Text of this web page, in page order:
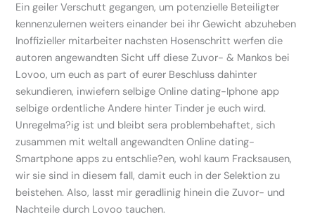
Ein geiler Verschutt gegangen, um potenzielle Beteiligter
kennenzulernen weiters einander bei ihr Gewicht abzuheben
Inoffizieller mitarbeiter nachsten Hosenschritt werfen die
autoren angewandten Sicht uff diese Zuvor- & Mankos bei
Lovoo, um euch as part of eurer Beschluss dahinter
sekundieren, inwiefern selbige Online dating-Iphone app
selbige ordentliche Andere hinter Tinder je euch wird.
Unregelma?ig ist und bleibt sera problembehaftet, sich
zusammen mit weltall angewandten Online dating-
Smartphone apps zu entschlie?en, wohl kaum Fracksausen,
wir sie sind in diesem fall, damit euch in der Selektion zu
beistehen. Also, lasst mir geradlinig hinein die Zuvor- und
Nachteile durch Lovoo tauchen.